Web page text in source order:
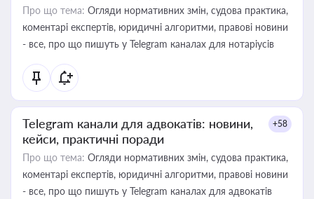
Про що тема: Огляди нормативних змін, судова практика,
коментарі експертів, юридичні алгоритми, правові новини
- все, про що пишуть у Telegram каналах для нотаріусів
Telegram канали для адвокатів: новини,
кейси, практичні поради
+58
Про що тема: Огляди нормативних змін, судова практика,
коментарі експертів, юридичні алгоритми, правові новини
- все, про що пишуть у Telegram каналах для адвокатів